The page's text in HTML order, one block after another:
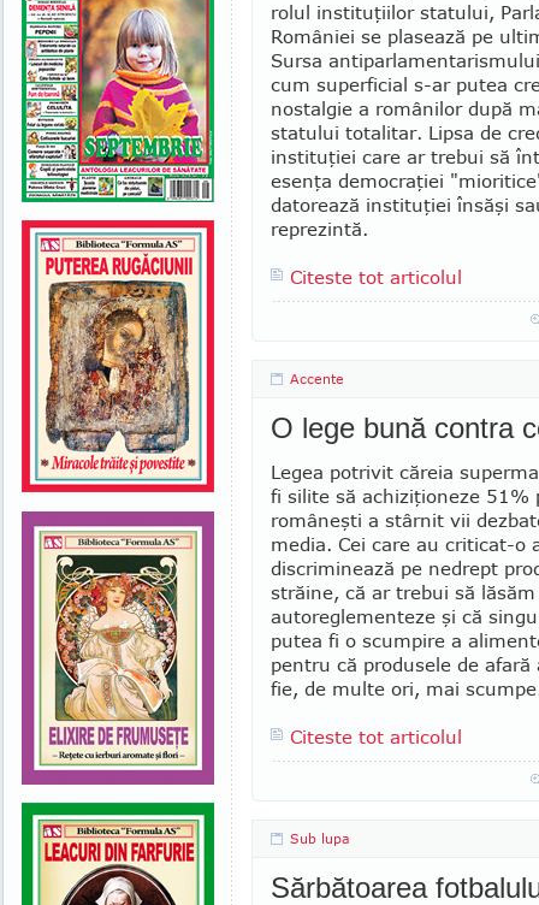
rolul institu­ţiilor statului,
României se plasează pe
Sursa
cum superficial s-ar putea
nostalgie a românilor după
statului totalitar. Lipsa de
insti­tuţiei care ar trebui să
esenţa democraţiei
datorează instituţiei însăşi
reprezintă.
Citeste tot articolul
Accente
O lege bună contra
Legea potrivit căreia
fi silite să achiziţioneze 51%
româneşti a stârnit vii
media. Cei care au criti­cat-o
discriminează pe nedrept
străine, că ar trebui să
autoreglementeze şi că
putea fi o scum­­pire a
pentru că pro­dusele de afară
fie, de multe ori, mai
Citeste tot articolul
Sub lupa
Sărbătoarea